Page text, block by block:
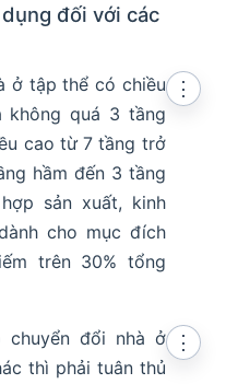
dụng đối với các
ở tập thể có chiều
không quá 3 tầng
cao từ 7 tầng trở
hầm đến 3 tầng
sản xuất, kinh
cho mục đích
trên 30% tổng
⋮
chuyển đổi nhà ở
thì phải tuân thủ
⋮